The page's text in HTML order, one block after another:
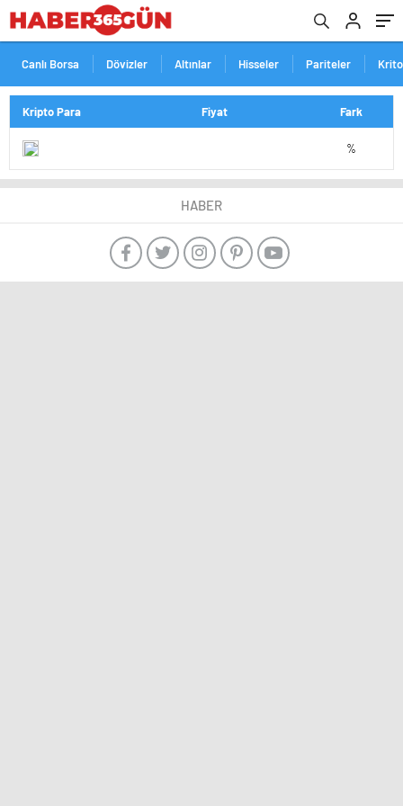
Canlı Borsa Dövizler Altınlar Hisseler Pariteler
Kripto Para Fiyat Fark
%
HABER